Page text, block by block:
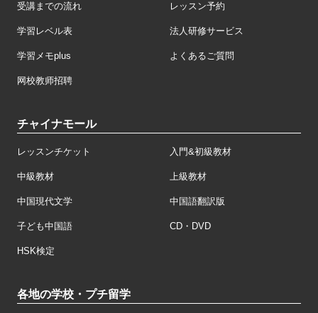
受講までの流れ レッスン予約
学習レベル表 法人研修サービス
学習メモplus よくあるご質問
网校教师招聘
チャイナモール
レッスンチケット 入門&初級教材
中級教材 上級教材
中国現代文学 中国語翻訳版
子ども中国語 CD・DVD
HSK検定
各地の学校・プチ留学